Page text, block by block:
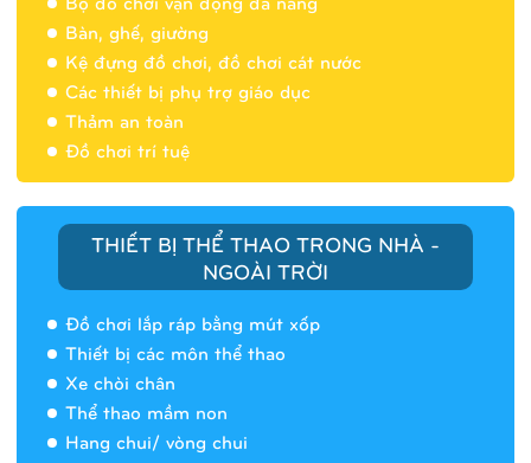
Bàn, ghế, giường
Kệ đựng đồ chơi, đồ chơi cát nước
Các thiết bị phụ trợ giáo dục
Thảm an toàn
Đồ chơi trí tuệ
THIẾT BỊ THỂ THAO TRONG NHÀ -
NGOÀI TRỜI
Đồ chơi lắp ráp bằng mút xốp
Thiết bị các môn thể thao
Xe chòi chân
Thể thao mầm non
Hang chui/ vòng chui
Nhà banh 9H5404
Nhà banh 9H5408